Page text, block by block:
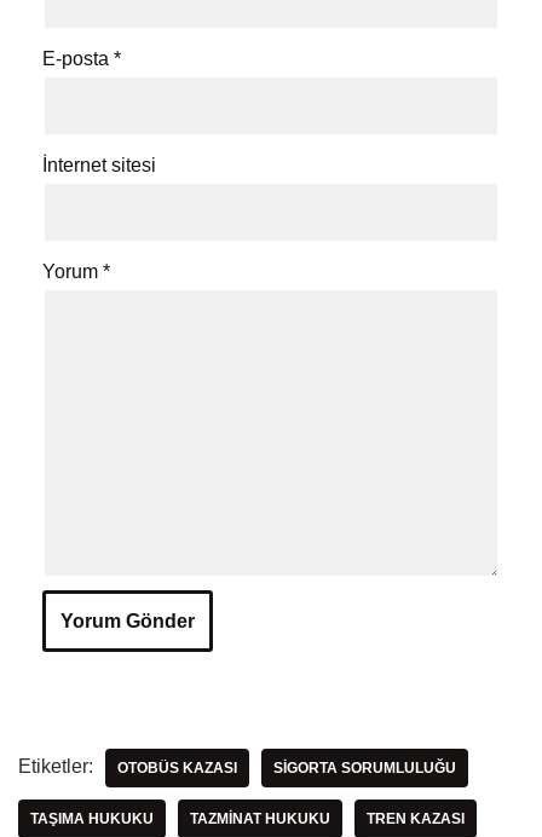
E-posta *
İnternet sitesi
Yorum *
Etiketler: OTOBÜS KAZASI SIGORTA SORUMLULUĞU
TAŞIMA HUKUKU TAZMINAT HUKUKU TREN KAZASI